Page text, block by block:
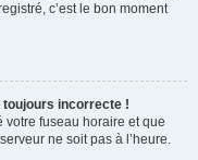
c’est le bon moment
toujours incorrecte !
votre fuseau horaire et que
ne soit pas à l’heure.